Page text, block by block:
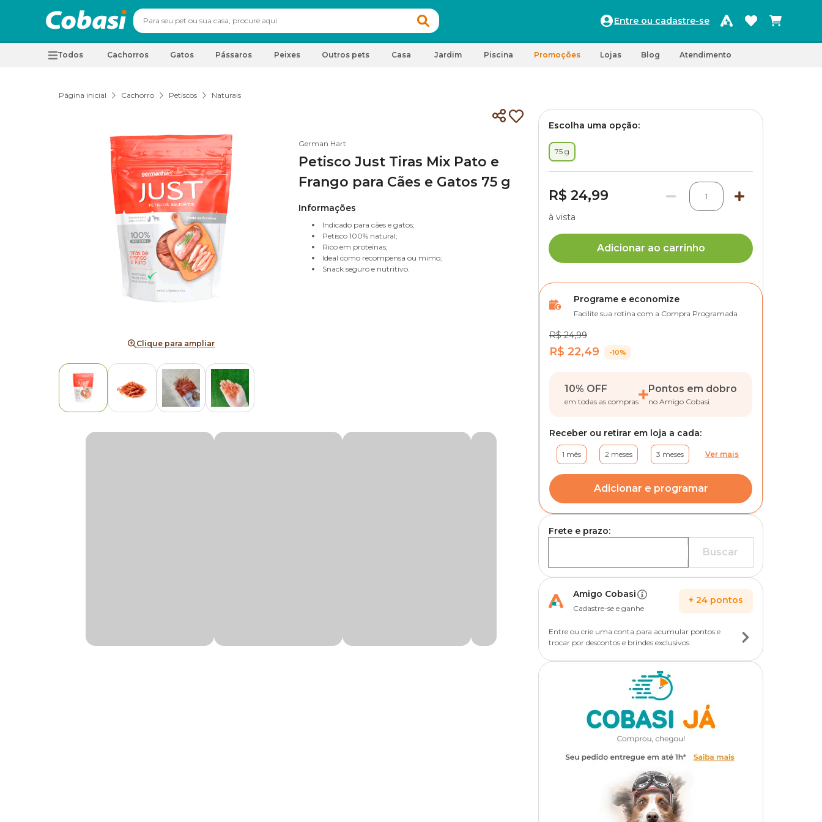
Entre ou cadastre-se
Todos Cachorros Gatos Pássaros Peixes Outros pets Casa Jardim Piscina Promoções Lojas Blog Atendimento
Página inicial Cachorro Petiscos Naturais
Clique para ampliar
German Hart
Petisco Just Tiras Mix Pato e
Frango para Cães e Gatos 75 g
Informações
Indicado para cães e gatos;
Petisco 100% natural;
Rico em proteínas;
Ideal como recompensa ou mimo;
Snack seguro e nutritivo.
Escolha uma opção:
75 g
R$ 24,99 1
à vista
Adicionar ao carrinho
Programe e economize
Facilite sua rotina com a Compra Programada
R$ 24,99
R$ 22,49 -10%
10% OFF
em todas as compras
Pontos em dobro
no Amigo Cobasi
Receber ou retirar em loja a cada:
1 mês 2 meses 3 meses Ver mais
Adicionar e programar
Frete e prazo:
Buscar
Amigo Cobasi
Cadastre-se e ganhe
+ 24 pontos
Entre ou crie uma conta para acumular pontos e
trocar por descontos e brindes exclusivos.